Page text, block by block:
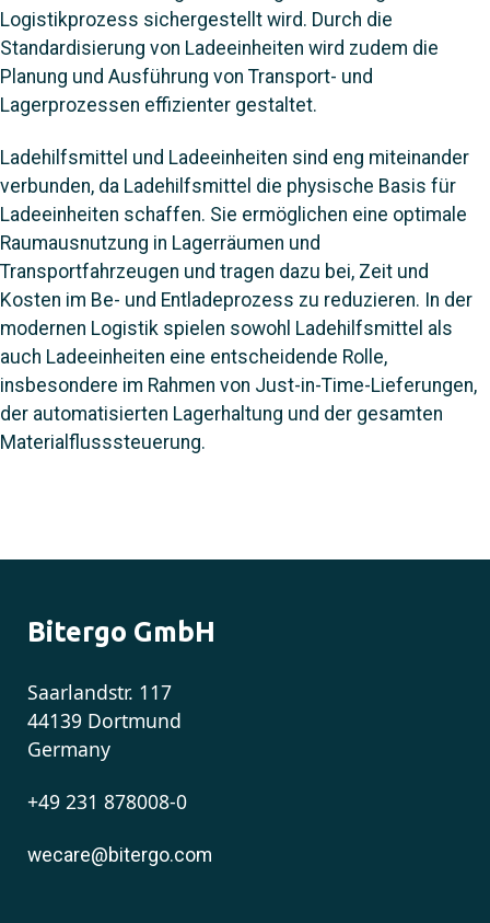
Logistikprozess sichergestellt wird. Durch die
Standardisierung von Ladeeinheiten wird zudem die
Planung und Ausführung von Transport- und
Lagerprozessen effizienter gestaltet.
Ladehilfsmittel und Ladeeinheiten sind eng miteinander
verbunden, da Ladehilfsmittel die physische Basis für
Ladeeinheiten schaffen. Sie ermöglichen eine optimale
Raumausnutzung in Lagerräumen und
Transportfahrzeugen und tragen dazu bei, Zeit und
Kosten im Be- und Entladeprozess zu reduzieren. In der
modernen Logistik spielen sowohl Ladehilfsmittel als
auch Ladeeinheiten eine entscheidende Rolle,
insbesondere im Rahmen von Just-in-Time-Lieferungen,
der automatisierten Lagerhaltung und der gesamten
Materialflusssteuerung.
Bitergo GmbH
Saarlandstr. 117
44139 Dortmund
Germany
+49 231 878008-0
wecare@bitergo.com